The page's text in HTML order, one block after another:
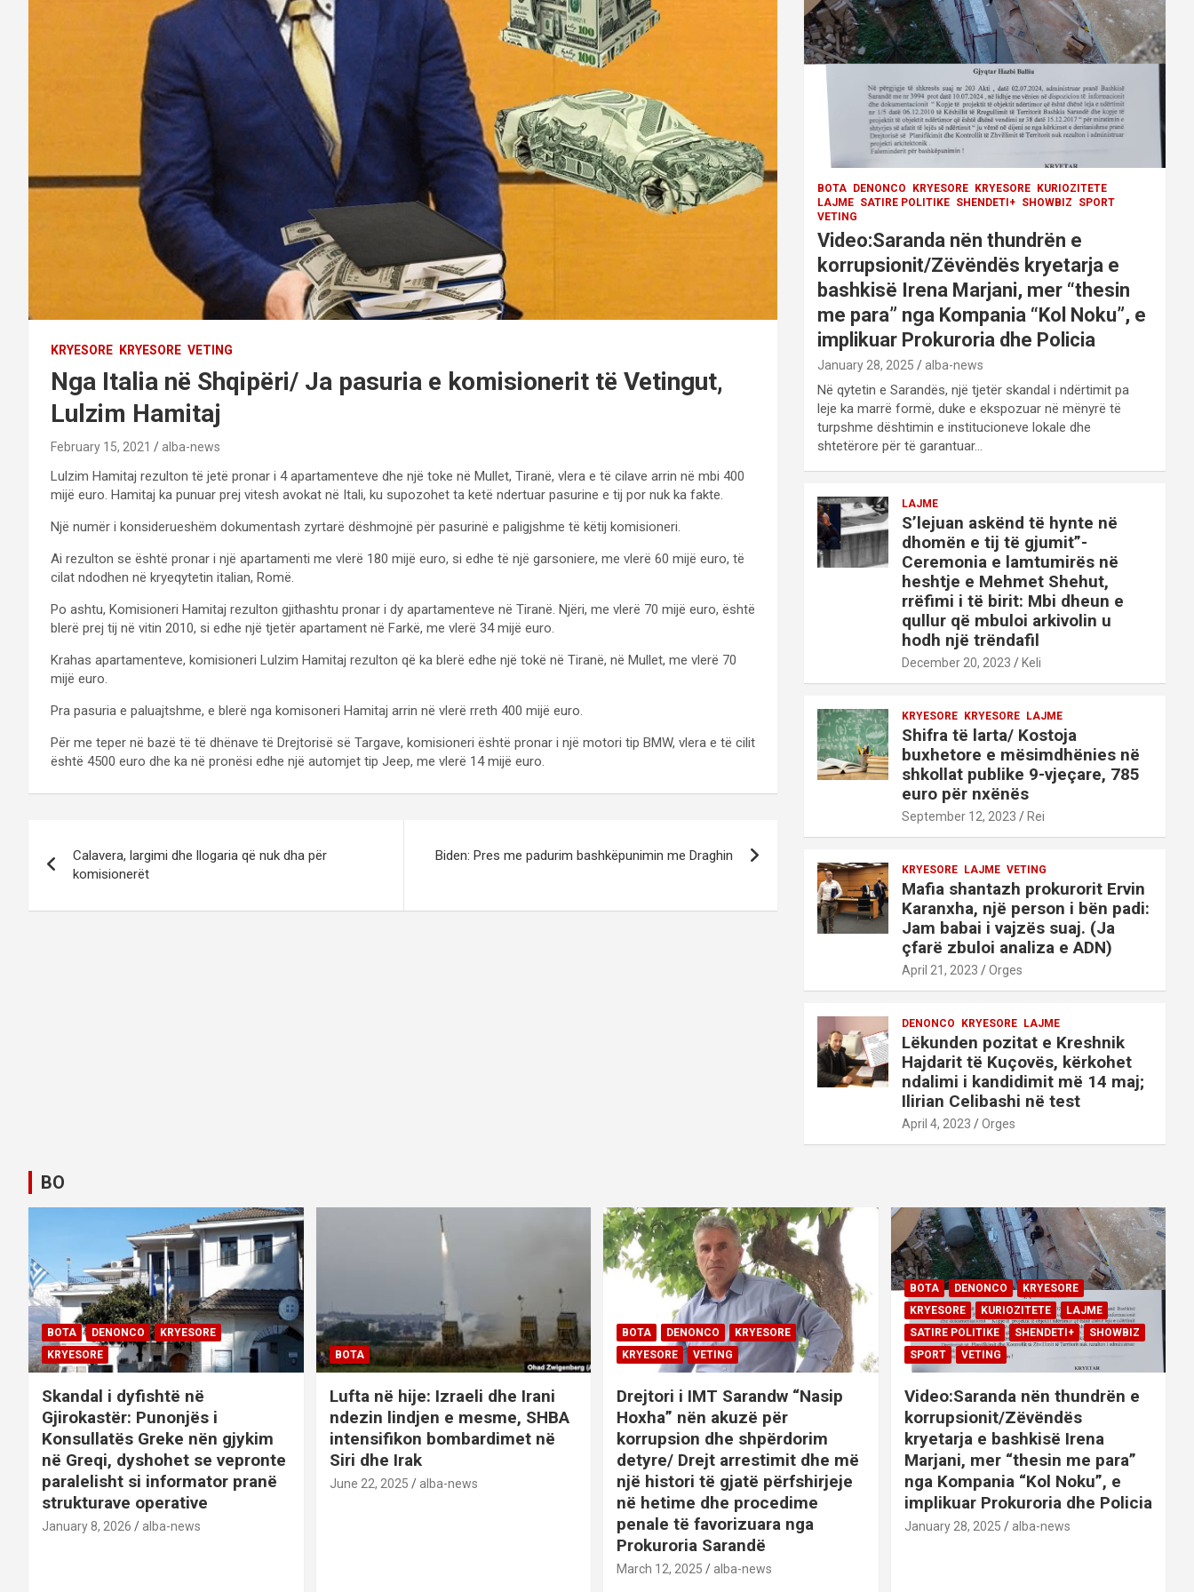
KRYESORE KRYESORE VETING
Nga Italia në Shqipëri/ Ja pasuria e komisionerit të Vetingut,
Lulzim Hamitaj
February 15, 2021 alba-news
Lulzim Hamitaj rezulton të jetë pronar i 4 apartamenteve dhe një toke në Mullet, Tiranë, vlera e të cilave arrin në mbi 400
mijë euro. Hamitaj ka punuar prej vitesh avokat në Itali, ku supozohet ta ketë ndertuar pasurine e tij por nuk ka fakte.
Një numër i konsiderueshëm dokumentash zyrtarë dëshmojnë për pasurinë e paligjshme të këtij komisioneri.
Ai rezulton se është pronar i një apartamenti me vlerë 180 mijë euro, si edhe të një garsoniere, me vlerë 60 mijë euro, të
cilat ndodhen në kryeqytetin italian, Romë.
Po ashtu, Komisioneri Hamitaj rezulton gjithashtu pronar i dy apartamenteve në Tiranë. Njëri, me vlerë 70 mijë euro, është
blerë prej tij në vitin 2010, si edhe një tjetër apartament në Farkë, me vlerë 34 mijë euro.
Krahas apartamenteve, komisioneri Lulzim Hamitaj rezulton që ka blerë edhe një tokë në Tiranë, në Mullet, me vlerë 70
mijë euro.
Pra pasuria e paluajtshme, e blerë nga komisoneri Hamitaj arrin në vlerë rreth 400 mijë euro.
Për me teper në bazë të të dhënave të Drejtorisë së Targave, komisioneri është pronar i një motori tip BMW, vlera e të cilit
është 4500 euro dhe ka në pronësi edhe një automjet tip Jeep, me vlerë 14 mijë euro.
s
a
t
o
n
Calavera, largimi dhe llogaria që nuk dha për
komisionerët
Biden: Pres me padurim bashkëpunimin me Draghin
BOTA DENONCO KRYESORE KRYESORE
KURIOZITETE
LAJME SATIRE POLITIKE SHENDETI+ SHOWBIZ
SPORT
VETING
Video:Saranda nën thundrën e
korrupsionit/Zëvëndës kryetarja e
bashkisë Irena Marjani, mer “thesin
me para” nga Kompania “Kol Noku”, e
implikuar Prokuroria dhe Policia
January 28, 2025 alba-news
Në qytetin e Sarandës, një tjetër skandal i ndërtimit pa
leje ka marrë formë, duke e ekspozuar në mënyrë të
turpshme dështimin e institucioneve lokale dhe
shtetërore për të garantuar…
LAJME
S’lejuan askënd të hynte në
dhomën e tij të gjumit”-
Ceremonia e lamtumirës në
heshtje e Mehmet Shehut,
rrëfimi i të birit: Mbi dheun e
qullur që mbuloi arkivolin u
hodh një trëndafil
December 20, 2023 Keli
KRYESORE KRYESORE LAJME
Shifra të larta/ Kostoja
buxhetore e mësimdhënies në
shkollat publike 9-vjeçare, 785
euro për nxënës
September 12, 2023 Rei
KRYESORE LAJME VETING
Mafia shantazh prokurorit Ervin
Karanxha, një person i bën padi:
Jam babai i vajzës suaj. (Ja
çfarë zbuloi analiza e ADN)
April 21, 2023 Orges
DENONCO KRYESORE LAJME
Lëkunden pozitat e Kreshnik
Hajdarit të Kuçovës, kërkohet
ndalimi i kandidimit më 14 maj;
Ilirian Celibashi në test
April 4, 2023 Orges
BO
BOTA DENONCO
KRYESORE
KRYESORE
Skandal i dyfishtë në
Gjirokastër: Punonjës i
Konsullatës Greke nën gjykim
në Greqi, dyshohet se vepronte
paralelisht si informator pranë
strukturave operative
January 8, 2026 alba-news
BOTA
Lufta në hije: Izraeli dhe Irani
ndezin lindjen e mesme, SHBA
intensifikon bombardimet në
Siri dhe Irak
June 22, 2025 alba-news
BOTA DENONCO
KRYESORE
KRYESORE
VETING
Drejtori i IMT Sarandw “Nasip
Hoxha” nën akuzë për
korrupsion dhe shpërdorim
detyre/ Drejt arrestimit dhe më
një histori të gjatë përfshirjeje
në hetime dhe procedime
penale të favorizuara nga
Prokuroria Sarandë
March 12, 2025 alba-news
BOTA DENONCO
KRYESORE
KRYESORE
KURIOZITETE
LAJME
SATIRE POLITIKE
SHENDETI+
SHOWBIZ
SPORT
VETING
Video:Saranda nën thundrën e
korrupsionit/Zëvëndës
kryetarja e bashkisë Irena
Marjani, mer “thesin me para”
nga Kompania “Kol Noku”, e
implikuar Prokuroria dhe Policia
January 28, 2025 alba-news
BOTA DENONCO
KRYESORE